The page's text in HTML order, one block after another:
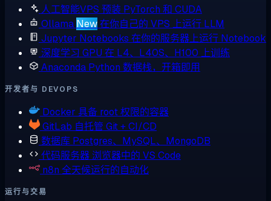
人工智能VPS 预装 PyTorch 和 CUDA
Ollama New在你自己的 VPS 上运行 LLM
Jupyter Notebooks 在你的服务器上运行 Notebook
深度学习 GPU 在 L4、L40S、H100 上训练
Anaconda Python 数据栈，开箱即用
开发者与 DEVOPS
Docker 具备 root 权限的容器
GitLab 自托管 Git + CI/CD
数据库 Postgres、MySQL、MongoDB
代码服务器 浏览器中的 VS Code
n8n 全天候运行的自动化
运行与交易